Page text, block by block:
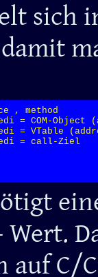
, method
= COM-Object
= VTable
= call-Ziel
C/